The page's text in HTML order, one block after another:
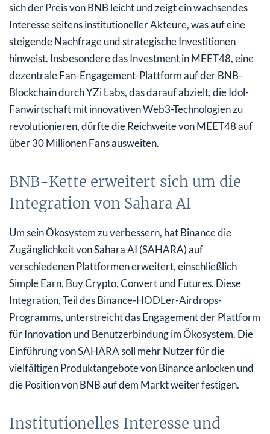
sich der Preis von BNB leicht und zeigt ein wachsendes
Interesse seitens institutioneller Akteure, was auf eine
steigende Nachfrage und strategische Investitionen
hinweist. Insbesondere das Investment in MEET48, eine
dezentrale Fan-Engagement-Plattform auf der BNB-
Blockchain durch YZi Labs, das darauf abzielt, die Idol-
Fanwirtschaft mit innovativen Web3-Technologien zu
revolutionieren, dürfte die Reichweite von MEET48 auf
über 30 Millionen Fans ausweiten.
BNB-Kette erweitert sich um die
Integration von Sahara AI
Um sein Ökosystem zu verbessern, hat Binance die
Zugänglichkeit von Sahara AI (SAHARA) auf
verschiedenen Plattformen erweitert, einschließlich
Simple Earn, Buy Crypto, Convert und Futures. Diese
Integration, Teil des Binance-HODLer-Airdrops-
Programms, unterstreicht das Engagement der Plattform
für Innovation und Benutzerbindung im Ökosystem. Die
Einführung von SAHARA soll mehr Nutzer für die
vielfältigen Produktangebote von Binance anlocken und
die Position von BNB auf dem Markt weiter festigen.
Institutionelles Interesse und